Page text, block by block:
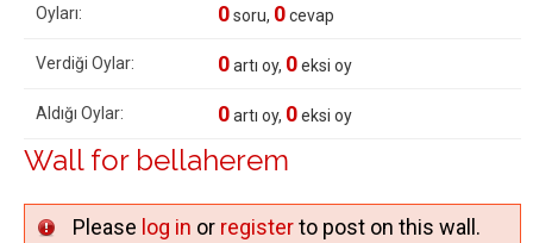
Oyları: 0soru, 0cevap
Verdiği Oylar: 0artı oy, 0eksi oy
Aldığı Oylar: 0artı oy, 0eksi oy
Wall for bellaherem
Please log in or registerto post on this wall.